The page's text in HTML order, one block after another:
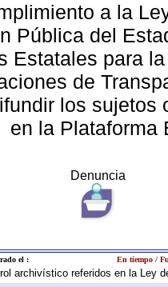
a la
Pública del
Estatales para
de
los sujetos
en la Plataforma
Denuncia
el : En tiempo /
archivístico referidos en la Ley